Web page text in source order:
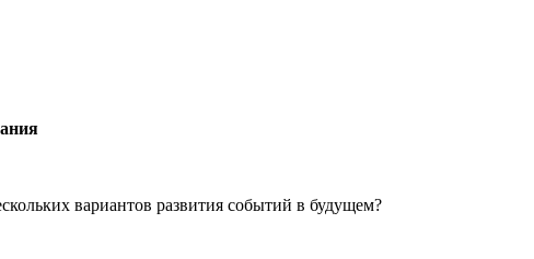
вариантов развития событий в будущем?